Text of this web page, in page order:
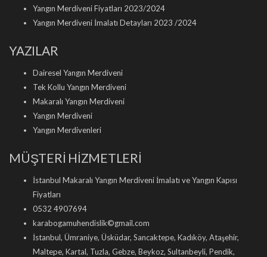
Yangın Merdiveni Fiyatları 2023/2024
Yangın Merdiveni İmalatı Detayları 2023 /2024
YAZILAR
Dairesel Yangın Merdiveni
Tek Kollu Yangın Merdiveni
Makaralı Yangın Merdiveni
Yangın Merdiveni
Yangın Merdivenleri
MÜŞTERİ HİZMETLERİ
İstanbul Makaralı Yangın Merdiveni İmalatı ve Yangın Kapısı
Fiyatları
0532 4907694
karabogamuhendislik©gmail.com
İstanbul, Ümraniye, Üsküdar, Sancaktepe, Kadıköy, Ataşehir,
Maltepe, Kartal, Tuzla, Gebze, Beykoz, Sultanbeyli, Pendik,